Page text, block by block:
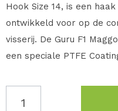
Hook Size 14, is een
ontwikkeld voor op de
visserij. De Guru F1
een speciale PTFE